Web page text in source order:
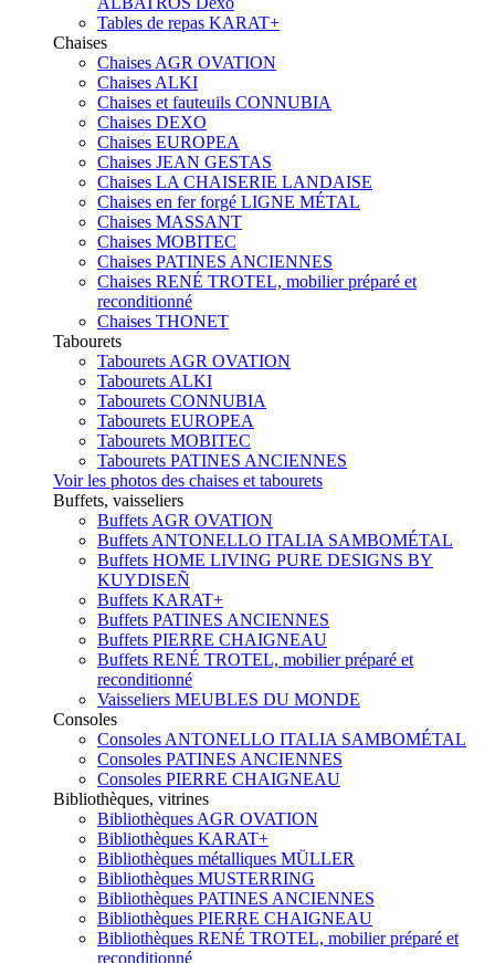
Tables de repas KARAT+
Chaises
Chaises AGR OVATION
Chaises ALKI
Chaises et fauteuils CONNUBIA
Chaises DEXO
Chaises EUROPEA
Chaises JEAN GESTAS
Chaises LA CHAISERIE LANDAISE
Chaises en fer forgé LIGNE MÉTAL
Chaises MASSANT
Chaises MOBITEC
Chaises PATINES ANCIENNES
Chaises RENÉ TROTEL, mobilier préparé et
reconditionné
Chaises THONET
Tabourets
Tabourets AGR OVATION
Tabourets ALKI
Tabourets CONNUBIA
Tabourets EUROPEA
Tabourets MOBITEC
Tabourets PATINES ANCIENNES
Voir les photos des chaises et tabourets
Buffets, vaisseliers
Buffets AGR OVATION
Buffets ANTONELLO ITALIA SAMBOMÉTAL
Buffets HOME LIVING PURE DESIGNS BY
KUYDISEÑ
Buffets KARAT+
Buffets PATINES ANCIENNES
Buffets PIERRE CHAIGNEAU
Buffets RENÉ TROTEL, mobilier préparé et
reconditionné
Vaisseliers MEUBLES DU MONDE
Consoles
Consoles ANTONELLO ITALIA SAMBOMÉTAL
Consoles PATINES ANCIENNES
Consoles PIERRE CHAIGNEAU
Bibliothèques, vitrines
Bibliothèques AGR OVATION
Bibliothèques KARAT+
Bibliothèques métalliques MÜLLER
Bibliothèques MUSTERRING
Bibliothèques PATINES ANCIENNES
Bibliothèques PIERRE CHAIGNEAU
Bibliothèques RENÉ TROTEL, mobilier préparé et
reconditionné